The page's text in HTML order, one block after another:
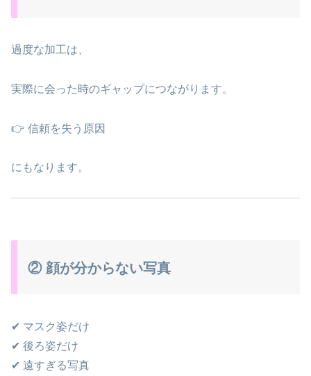
過度な加工は、
実際に会った時のギャップにつながります。
👉 信頼を失う原因
にもなります。
② 顔が分からない写真
✔ マスク姿だけ
✔ 後ろ姿だけ
✔ 遠すぎる写真